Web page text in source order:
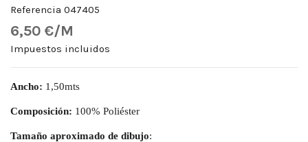
Referencia 047405
6,50 €/M
Impuestos incluidos
Ancho: 1,50mts
Composición: 100% Poliéster
Tamaño aproximado de dibujo: